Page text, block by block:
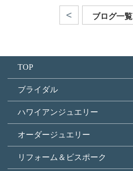
ブログ一覧
TOP
ブライダル
ハワイアンジュエリー
オーダージュエリー
リフォーム＆ビスポーク